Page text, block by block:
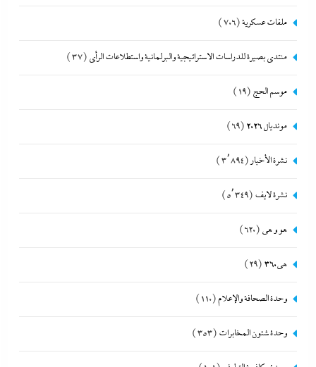
ملفات عسكرية(706)
منتدى بصيرة للدراسات الاستراتيجية والبرلمانية واستطلاعات الرأى (37)
موسم الحج (19)
مونديال 2026 (69)
نشرة الأخبار (3٬894)
نشرة لايف (5٬349)
هو و هي (620)
هى360 (29)
وحدة الصحافة والإعلام(110)
وحدة شئون المخابرات (353)